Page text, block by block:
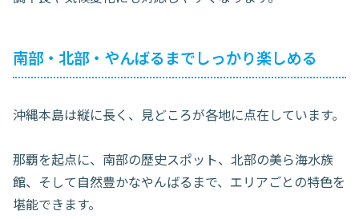
南部・北部・やんばるまでしっかり楽しめる
沖縄本島は縦に長く、見どころが各地に点在しています。
那覇を起点に、南部の歴史スポット、北部の美ら海水族
館、そして自然豊かなやんばるまで、エリアごとの特色を
堪能できます。